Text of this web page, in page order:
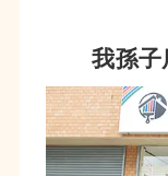
我孫子